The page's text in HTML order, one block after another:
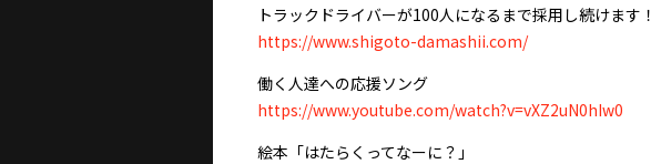
トラックドライバーが100人になるまで採用し続けます！
https://www.shigoto-damashii.com/
働く人達への応援ソング
https://www.youtube.com/watch?v=vXZ2uN0hIw0
絵本「はたらくってなーに？」